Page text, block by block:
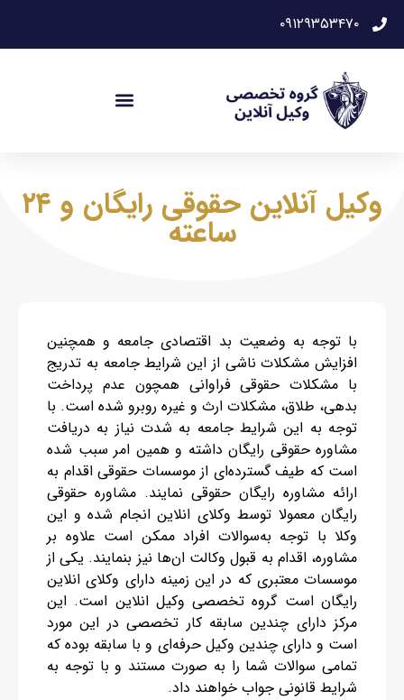
۰۹۱۲۹۳۵۳۴۷۰
وکیل آنلاین حقوقی رایگان و ۲۴
ساعته
با توجه به وضعیت بد اقتصادی جامعه و همچنین
افزایش مشکلات ناشی از این شرایط جامعه به تدریج
با مشکلات حقوقی فراوانی همچون عدم پرداخت
بدهی، طلاق، مشکلات ارث و غیره روبرو شده است. با
توجه به این شرایط جامعه به شدت نیاز به دریافت
مشاوره حقوقی رایگان داشته و همین امر سبب شده
است که طیف گسترده‌ای از موسسات حقوقی اقدام به
ارائه مشاوره رایگان حقوقی نمایند. مشاوره حقوقی
رایگان معمولا توسط وکلای انلاین انجام شده و این
وکلا با توجه به‌سوالات افراد ممکن است علاوه بر
مشاوره، اقدام به قبول وکالت ان‌ها نیز بنمایند. یکی از
موسسات معتبری که در این زمینه دارای وکلای انلاین
رایگان است گروه تخصصی وکیل انلاین است. این
مرکز دارای چندین سابقه کار تخصصی در این مورد
است و دارای چندین وکیل حرفه‌ای و با سابقه بوده که
تمامی سوالات شما را به صورت مستند و با توجه به
شرایط قانونی جواب خواهند داد.